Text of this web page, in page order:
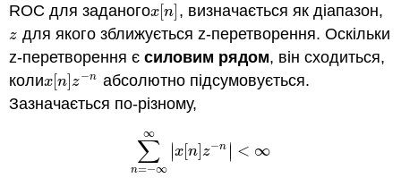
ROC для заданогоx[n]
x[ n] , визначається як діапазон,
z
z для якого зближується z-перетворення. Оскільки
z-перетворення єсиловим рядом, він сходиться,
колиx[n]z−n
x[ n] z−n абсолютно підсумовується.
Зазначається по-різному,
∑
n=−∞
∞
∣x[ n] z−n ∣ < ∞
∑n ∞∞| x[n]z −n |<∞